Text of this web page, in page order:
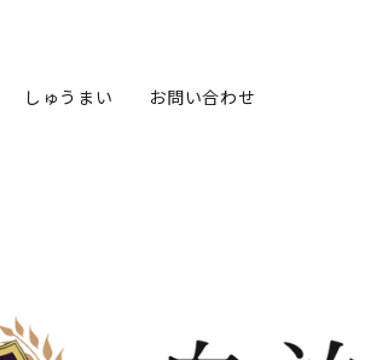
しゅうまい お問い合わせ